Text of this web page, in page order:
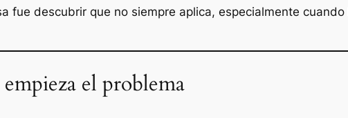
fue descubrir que no siempre aplica, especialmente
el problema